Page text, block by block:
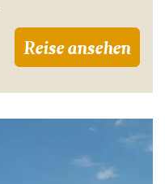
Reise ansehen